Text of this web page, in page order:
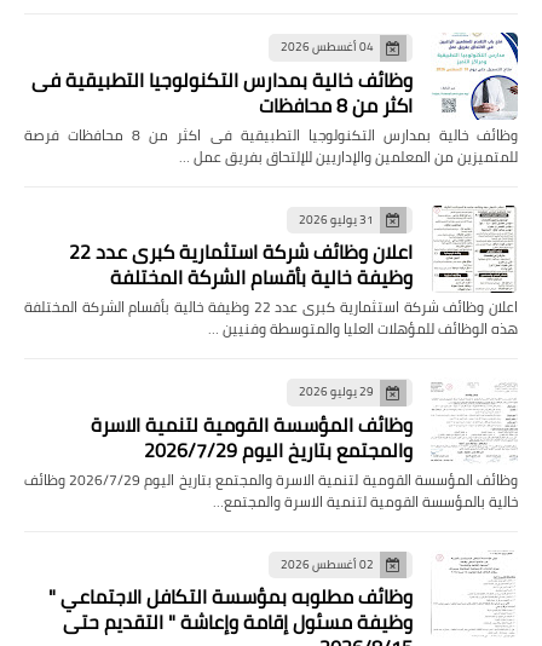
04 أغسطس 2026
وظائف خالية بمدارس التكنولوجيا التطبيقية فى
اكثر من 8 محافظات
وظائف خالية بمدارس التكنولوجيا التطبيقية فى اكثر من 8 محافظات فرصة
للمتميزين من المعلمين والإداريين للإلتحاق بفريق عمل …
31 يوليو 2026
اعلان وظائف شركة استثمارية كبرى عدد 22
وظيفة خالية بأقسام الشركة المختلفة
اعلان وظائف شركة استثمارية كبرى عدد 22 وظيفة خالية بأقسام الشركة المختلفة
هذه الوظائف للمؤهلات العليا والمتوسطة وفنيين …
29 يوليو 2026
وظائف المؤسسة القومية لتنمية الاسرة
والمجتمع بتاريخ اليوم 2026/7/29
وظائف المؤسسة القومية لتنمية الاسرة والمجتمع بتاريخ اليوم 2026/7/29 وظائف
خالية بالمؤسسة القومية لتنمية الاسرة والمجتمع…
02 أغسطس 2026
وظائف مطلوبه بمؤسسة التكافل الاجتماعي "
وظيفة مسئول إقامة وإعاشة " التقديم حتى